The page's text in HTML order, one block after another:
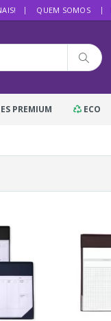
QUEM SOMOS
PREMIUM ECO